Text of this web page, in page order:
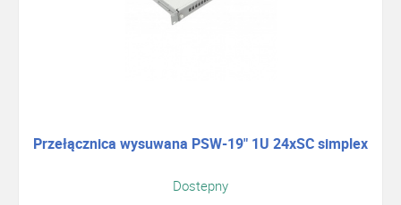
Przełącznica wysuwana PSW-19" 1U 24xSC simplex
Dostepny